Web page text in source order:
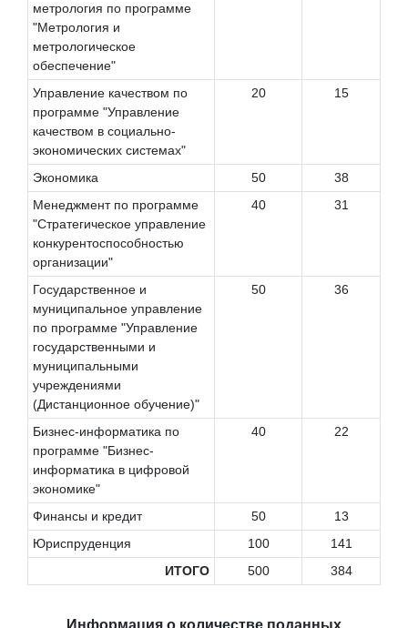
метрология по программе
"Метрология и
метрологическое
обеспечение"
Управление качеством по
программе "Управление
качеством в социально-
экономических системах"
20 15
Экономика 50
38
Менеджмент по программе
"Стратегическое управление
конкурентоспособностью
организации"
40 31
Государственное и
муниципальное управление
по программе "Управление
государственными и
муниципальными
учреждениями
(Дистанционное обучение)"
50 36
Бизнес-информатика по
программе "Бизнес-
информатика в цифровой
экономике"
40 22
Финансы и кредит 50
13
Юриспруденция
100
141
ИТОГО
500 384
Информация о количестве поданных